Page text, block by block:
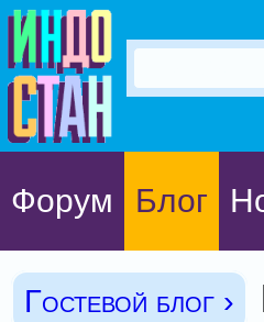
Форум Блог
Гостевой блог ›